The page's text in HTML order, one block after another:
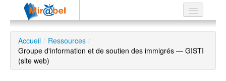
Le réseau
Soutien
Listes
Accueil / Ressources /
Groupe d'information et de soutien des immigrés — GISTI
(site web)